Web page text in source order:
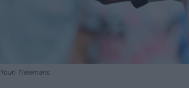
Youri Tielemans